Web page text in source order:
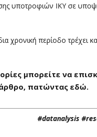
υποτροφιών ΙΚΥ σε
χρονική περίοδο
μπορείτε να
πατώντας εδώ.
#datanalysis